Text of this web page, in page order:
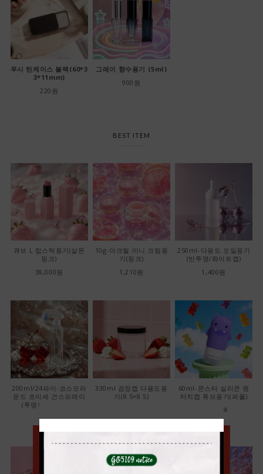
푸시 틴케이스 블랙(60*3
3*11mm)
220원
그레이 향수용기 (5ml)
900원
BEST ITEM
큐브 L 립스틱용기(살몬
핑크)
38,000원
10g-아크릴 미니 크림용
기(핑크)
1,210원
250ml-다용도 오일용기
(반투명/화이트캡)
1,400원
200ml/24파이-코스모라
운드 초미세 건스프레이
(투명색/화이트캡)
1,400원
330ml 검정캡 다용도용
기(8.5×8.5)
60ml-몬스터 실리콘 원
터치캡 튜브용기(퍼플)
22,000원